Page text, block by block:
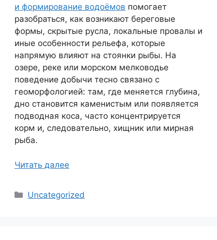
и формирование водоёмов помогает
разобраться, как возникают береговые
формы, скрытые русла, локальные провалы и
иные особенности рельефа, которые
напрямую влияют на стоянки рыбы. На
озере, реке или морском мелководье
поведение добычи тесно связано с
геоморфологией: там, где меняется глубина,
дно становится каменистым или появляется
подводная коса, часто концентрируется
корм и, следовательно, хищник или мирная
рыба.
Читать далее
Рубрики
Uncategorized